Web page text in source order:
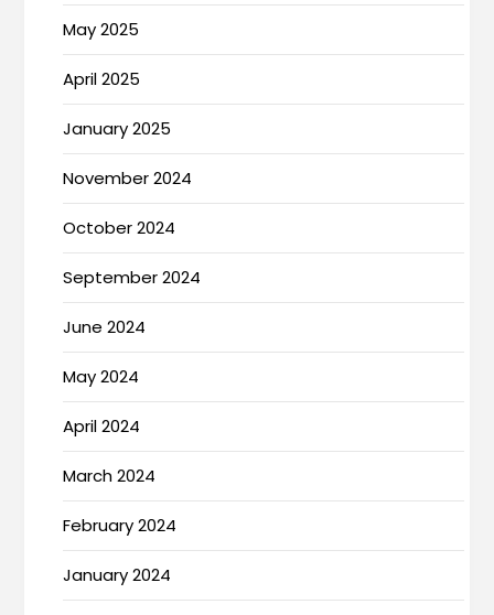
May 2025
April 2025
January 2025
November 2024
October 2024
September 2024
June 2024
May 2024
April 2024
March 2024
February 2024
January 2024